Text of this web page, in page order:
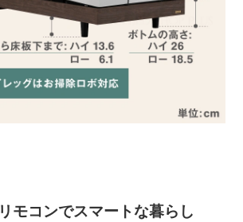
モコンでスマートな暮らし